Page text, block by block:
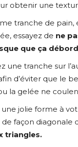
obtenir une
tranche de pain,
essayez de ne
que ça
une tranche sur
d’éviter que le
la gelée ne
jolie forme à
façon diagonale
triangles.